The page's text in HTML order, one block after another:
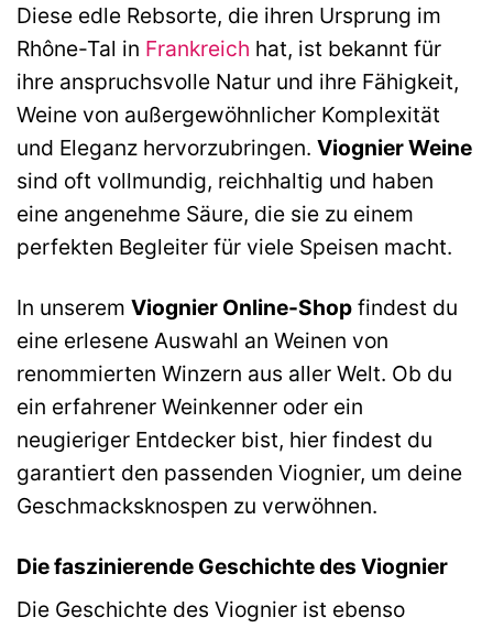
Diese edle Rebsorte, die ihren Ursprung im
Rhône-Tal in Frankreich hat, ist bekannt für
ihre anspruchsvolle Natur und ihre Fähigkeit,
Weine von außergewöhnlicher Komplexität
und Eleganz hervorzubringen. Viognier Weine
sind oft vollmundig, reichhaltig und haben
eine angenehme Säure, die sie zu einem
perfekten Begleiter für viele Speisen macht.
In unserem Viognier Online-Shop findest du
eine erlesene Auswahl an Weinen von
renommierten Winzern aus aller Welt. Ob du
ein erfahrener Weinkenner oder ein
neugieriger Entdecker bist, hier findest du
garantiert den passenden Viognier, um deine
Geschmacksknospen zu verwöhnen.
Die faszinierende Geschichte des Viognier
Die Geschichte des Viognier ist ebenso